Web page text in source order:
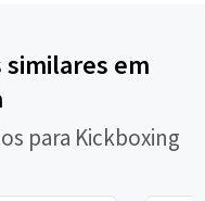
em
para Kickboxing